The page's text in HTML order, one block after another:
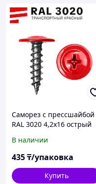
Саморез с прессшайбой
RAL 3020 4,2х16 острый
В наличии
435₸/упаковка
Купить